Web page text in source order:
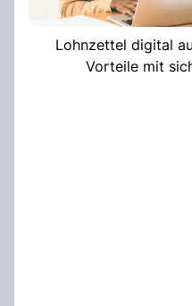
Lohnzettel digital
Vorteile mit